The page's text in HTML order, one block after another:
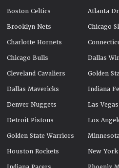
Boston Celtics
Brooklyn Nets
Charlotte Hornets
Chicago Bulls
Cleveland Cavaliers
Dallas Mavericks
Denver Nuggets
Detroit Pistons
Golden State Warriors
Houston Rockets
Atlanta
Chicago
Dallas
Golden
Indiana
Las
Los
New